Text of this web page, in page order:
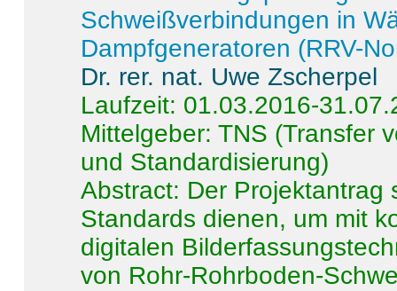
Schweißverbindungen in
Dampfgeneratoren (RRV-
Dr. rer. nat. Uwe Zscherpel
Laufzeit: 01.03.2016-
Mittelgeber: TNS (Transfer
und Standardisierung)
Abstract: Der Projektantrag
Standards dienen, um mit
digitalen
von Rohr-Rohrboden-